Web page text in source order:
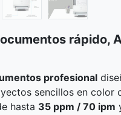
rápido,
profesional
sencillos en color
hasta 35 ppm / 70 ipm